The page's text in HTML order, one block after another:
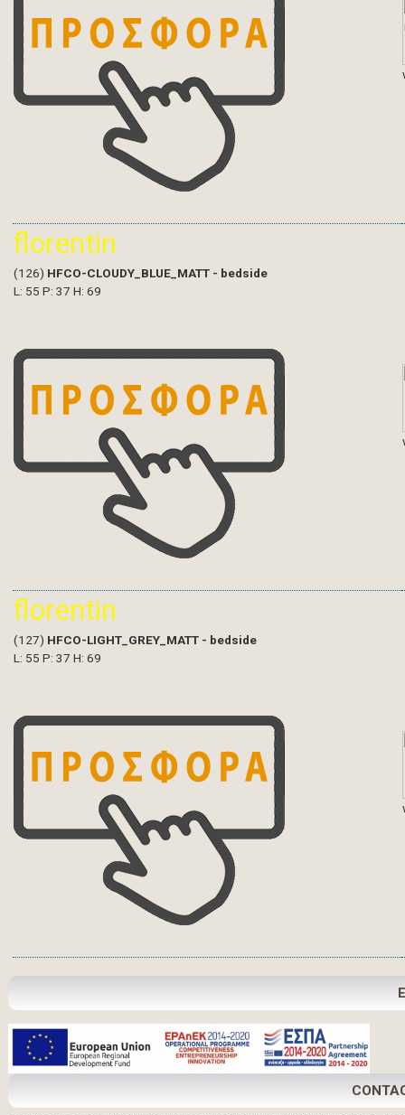
florentin
(126) HFCO-CLOUDY_BLUE_MATT - bedside
L: 55 P: 37 H: 69
florentin
(127) HFCO-LIGHT_GREY_MATT - bedside
L: 55 P: 37 H: 69